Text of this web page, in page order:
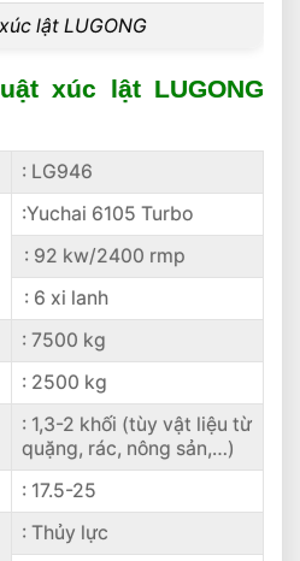
lật LUGONG
xúc lật LUGONG
: LG946
:Yuchai 6105 Turbo
: 92 kw/2400 rmp
: 6 xi lanh
: 7500 kg
: 2500 kg
: 1,3-2 khối (tùy vật liệu từ
quặng, rác, nông sản,…)
: 17.5-25
: Thủy lực